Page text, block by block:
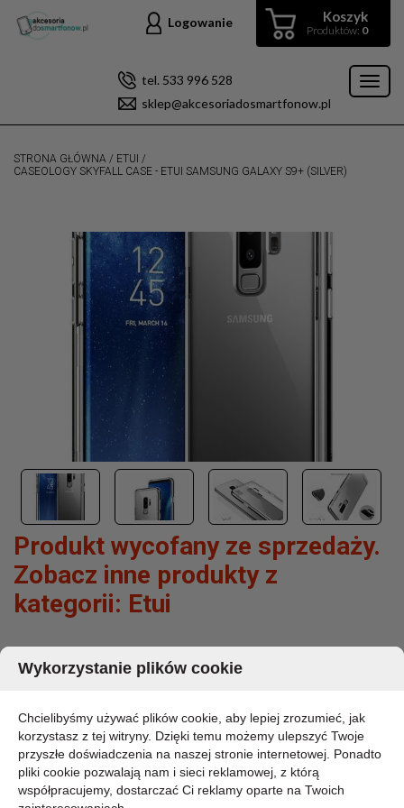
Koszyk
Produktów: 0
Logowanie
tel. 533 996 528
sklep@akcesoriadosmartfonow.pl
STRONA GŁÓWNA / ETUI /
CASEOLOGY SKYFALL CASE - ETUI SAMSUNG GALAXY S9+ (SILVER)
Produkt wycofany ze sprzedaży.
Zobacz inne produkty z
kategorii: Etui
CASEOLOGY SKYFALL CASE - ETUI
SAMSUNG GALAXY S9+ (SILVER)
CASEOLOGY
KOD PRODUKTU:
CO-GS9P-SKY-SV
DOSTĘPNOŚĆ:
CHWILOWO BRAK - PROSZĘ PYTAĆ
Wykorzystanie plików cookie
Chcielibyśmy używać plików cookie, aby lepiej zrozumieć, jak
korzystasz z tej witryny. Dzięki temu możemy ulepszyć Twoje
przyszłe doświadczenia na naszej stronie internetowej. Ponadto
pliki cookie pozwalają nam i sieci reklamowej, z którą
współpracujemy, dostarczać Ci reklamy oparte na Twoich